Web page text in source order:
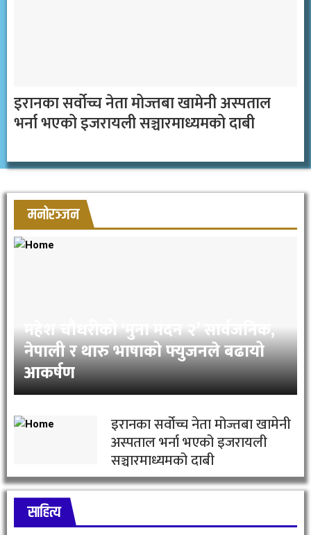
इरानका सर्वोच्च नेता मोज्तबा खामेनी अस्पताल
भर्ना भएको इजरायली सञ्चारमाध्यमको दाबी
मनोरञ्जन
महेश चौधरीको ‘मुना मदन २’ सार्वजनिक,
नेपाली र थारु भाषाको फ्युजनले बढायो
आकर्षण
इरानका सर्वोच्च नेता मोज्तबा खामेनी
अस्पताल भर्ना भएको इजरायली
सञ्चारमाध्यमको दाबी
साहित्य